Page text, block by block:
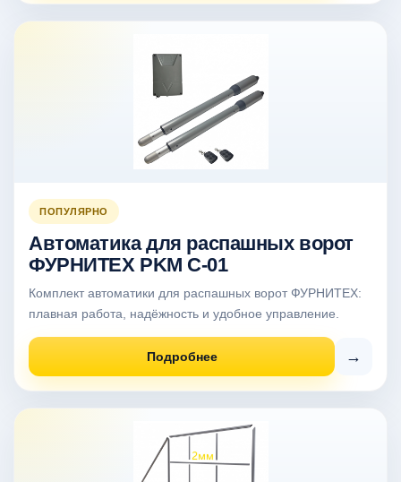
ПОПУЛЯРНО
Автоматика для распашных ворот
ФУРНИТЕХ PKM C-01
Комплект автоматики для распашных ворот ФУРНИТЕХ:
плавная работа, надёжность и удобное управление.
Подробнее →